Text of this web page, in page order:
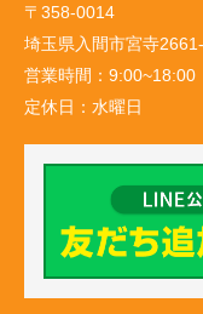
〒358-0014
埼玉県入間市宮寺
営業時間： 9:00~18:00
定休日： 水曜日